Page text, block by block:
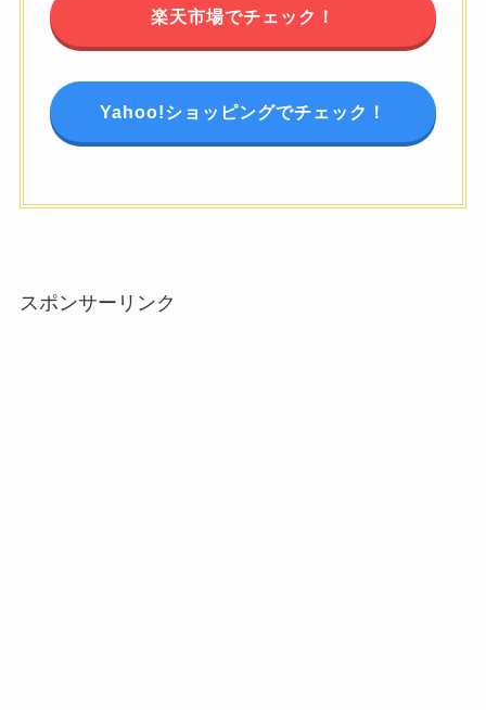
楽天市場でチェック！
Yahoo!ショッピングでチェック！
スポンサーリンク